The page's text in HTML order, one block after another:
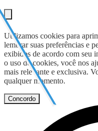
Utilizamos cookies para
lembrar suas preferências e
exibidos de acordo com seu
o uso de cookies, você nos
mais relevante e exclusiva.
qualquer momento.
Concordo